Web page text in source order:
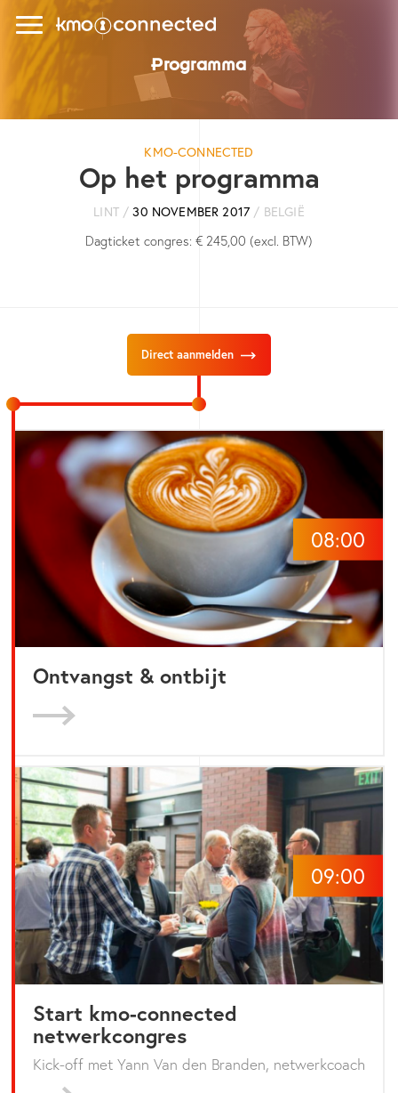
P rog ram ma
KMO-CONNECTED
Op het programma
LINT /30 NOVEMBER 2017/ BELGIË
Dagticket congres: € 245,00 (excl. BTW)
Direct aanmelden
08:00
Ontvangst & ontbijt
09:00
Start kmo-connected
netwerkcongres
Kick-off met Yann Van den Branden, netwerkcoach